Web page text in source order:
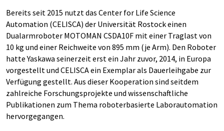
Bereits seit 2015 nutzt das Center for Life Science
Automation (CELISCA) der Universität Rostock einen
Dualarmroboter MOTOMAN CSDA10F mit einer Traglast von
10 kg und einer Reichweite von 895 mm (je Arm). Den Roboter
hatte Yaskawa seinerzeit erst ein Jahr zuvor, 2014, in Europa
vorgestellt und CELISCA ein Exemplar als Dauerleihgabe zur
Verfügung gestellt. Aus dieser Kooperation sind seitdem
zahlreiche Forschungsprojekte und wissenschaftliche
Publikationen zum Thema roboterbasierte Laborautomation
hervorgegangen.